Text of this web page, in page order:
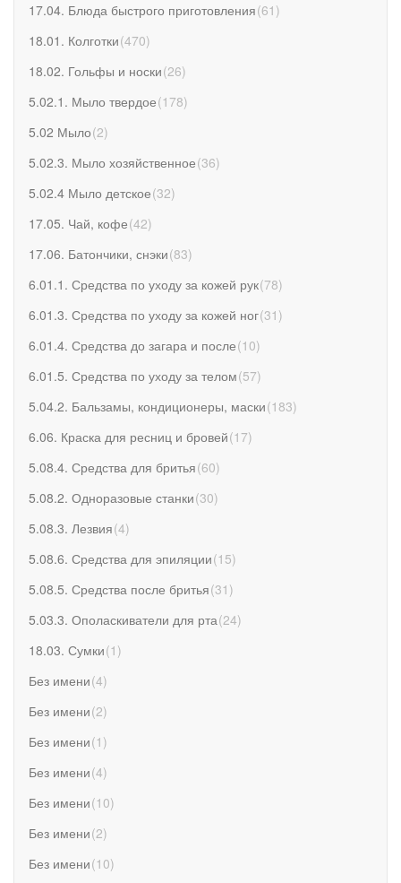
17.04. Блюда быстрого приготовления(61 )
18.01. Колготки(470)
18.02. Гольфы и носки(26)
5.02.1. Мыло твердое(178)
5.02 Мыло(2)
5.02.3. Мыло хозяйственное(36)
5.02.4 Мыло детское(32)
17.05. Чай, кофе(42)
17.06. Батончики, снэки(83)
6.01.1. Средства по уходу за кожей рук(78)
6.01.3. Средства по уходу за кожей ног(31 )
6.01.4. Средства до загара и после(10)
6.01.5. Средства по уходу за телом(57)
5.04.2. Бальзамы, кондиционеры, маски(183)
6.06. Краска для ресниц и бровей(17)
5.08.4. Средства для бритья(60)
5.08.2. Одноразовые станки(30)
5.08.3. Лезвия(4)
5.08.6. Средства для эпиляции(15)
5.08.5. Средства после бритья(31 )
5.03.3. Ополаскиватели для рта(24)
18.03. Сумки(1 )
Без имени(4)
Без имени(2)
Без имени(1 )
Без имени(4)
Без имени(10)
Без имени(2)
Без имени(10)